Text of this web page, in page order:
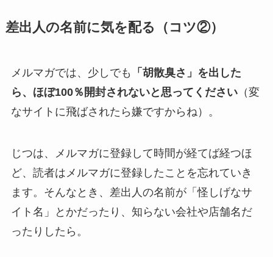
差出人の名前に気を配る（コツ②）
メルマガでは、少しでも
「胡散臭さ」を出した
ら、ほぼ100％開封されないと思ってください（変
なサイトに飛ばされたら嫌ですからね）。
じつは、メルマガに登録して時間が経てば経つほ
ど、読者はメルマガに登録したことを忘れていき
ます。そんなとき、差出人の名前が「怪しげなサ
イト名」とかだったり、知らない会社や店舗名だ
ったりしたら。